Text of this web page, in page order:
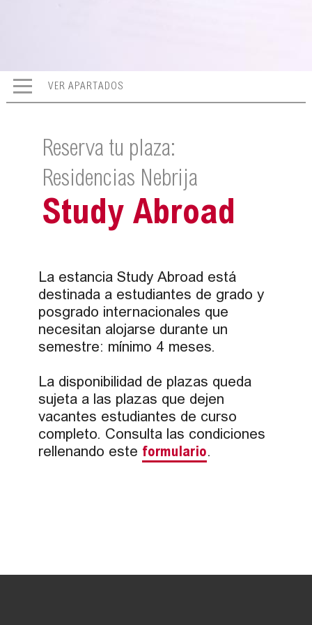
VER APARTADOS
Reserva tu plaza:
Residencias Nebrija
Study Abroad
La estancia Study Abroad está
destinada a estudiantes de grado y
posgrado internacionales que
necesitan alojarse durante un
semestre: mínimo 4 meses.
La disponibilidad de plazas queda
sujeta a las plazas que dejen
vacantes estudiantes de curso
completo. Consulta las condiciones
rellenando este formulario.